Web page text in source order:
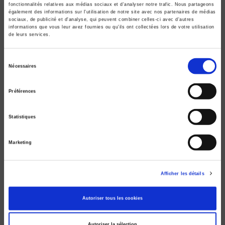
fonctionnalités relatives aux médias sociaux et d'analyser notre trafic. Nous partageons
également des informations sur l'utilisation de notre site avec nos partenaires de médias
sociaux, de publicité et d'analyse, qui peuvent combiner celles-ci avec d'autres
informations que vous leur avez fournies ou qu'ils ont collectées lors de votre utilisation
de leurs services.
Nécessaires
Préférences
Statistiques
Marketing
Afficher les détails
Autoriser tous les cookies
Atlas de la mondialisation 2008
Comprendre l'espace mondial contemporain - Dossier
Marie-Françoise Durand, Philippe Copinschi